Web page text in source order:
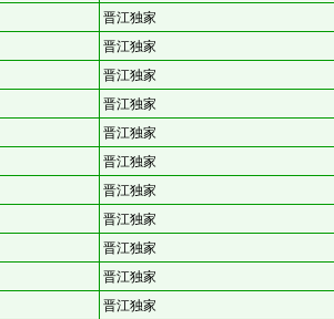
晋江独家
晋江独家
晋江独家
晋江独家
晋江独家
晋江独家
晋江独家
晋江独家
晋江独家
晋江独家
晋江独家